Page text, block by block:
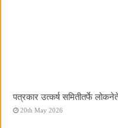
पत्रकार उत्कर्ष समितीतर्फे
20th May 2026